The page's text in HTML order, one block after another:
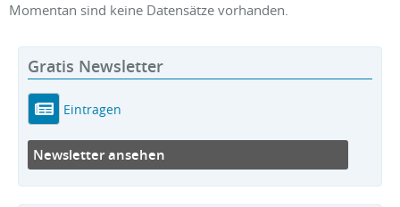
Momentan sind keine Datensätze vorhanden.
Gratis Newsletter
Eintragen
Newsletter ansehen